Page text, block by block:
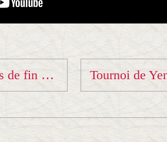
Remise des Grades de fin de saison...